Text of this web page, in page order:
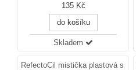
135 Kč
do košíku
Skladem
RefectoCil mistička plastová s